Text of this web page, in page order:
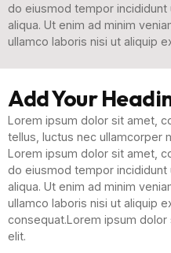
do eiusmod tempor
aliqua. Ut enim ad minim
ullamco laboris nisi ut aliquip
Add Your
Lorem ipsum dolor sit amet,
tellus, luctus nec ullamcorper
Lorem ipsum dolor sit amet,
do eiusmod tempor
aliqua. Ut enim ad minim
ullamco laboris nisi ut aliquip
consequat.Lorem ipsum
elit.